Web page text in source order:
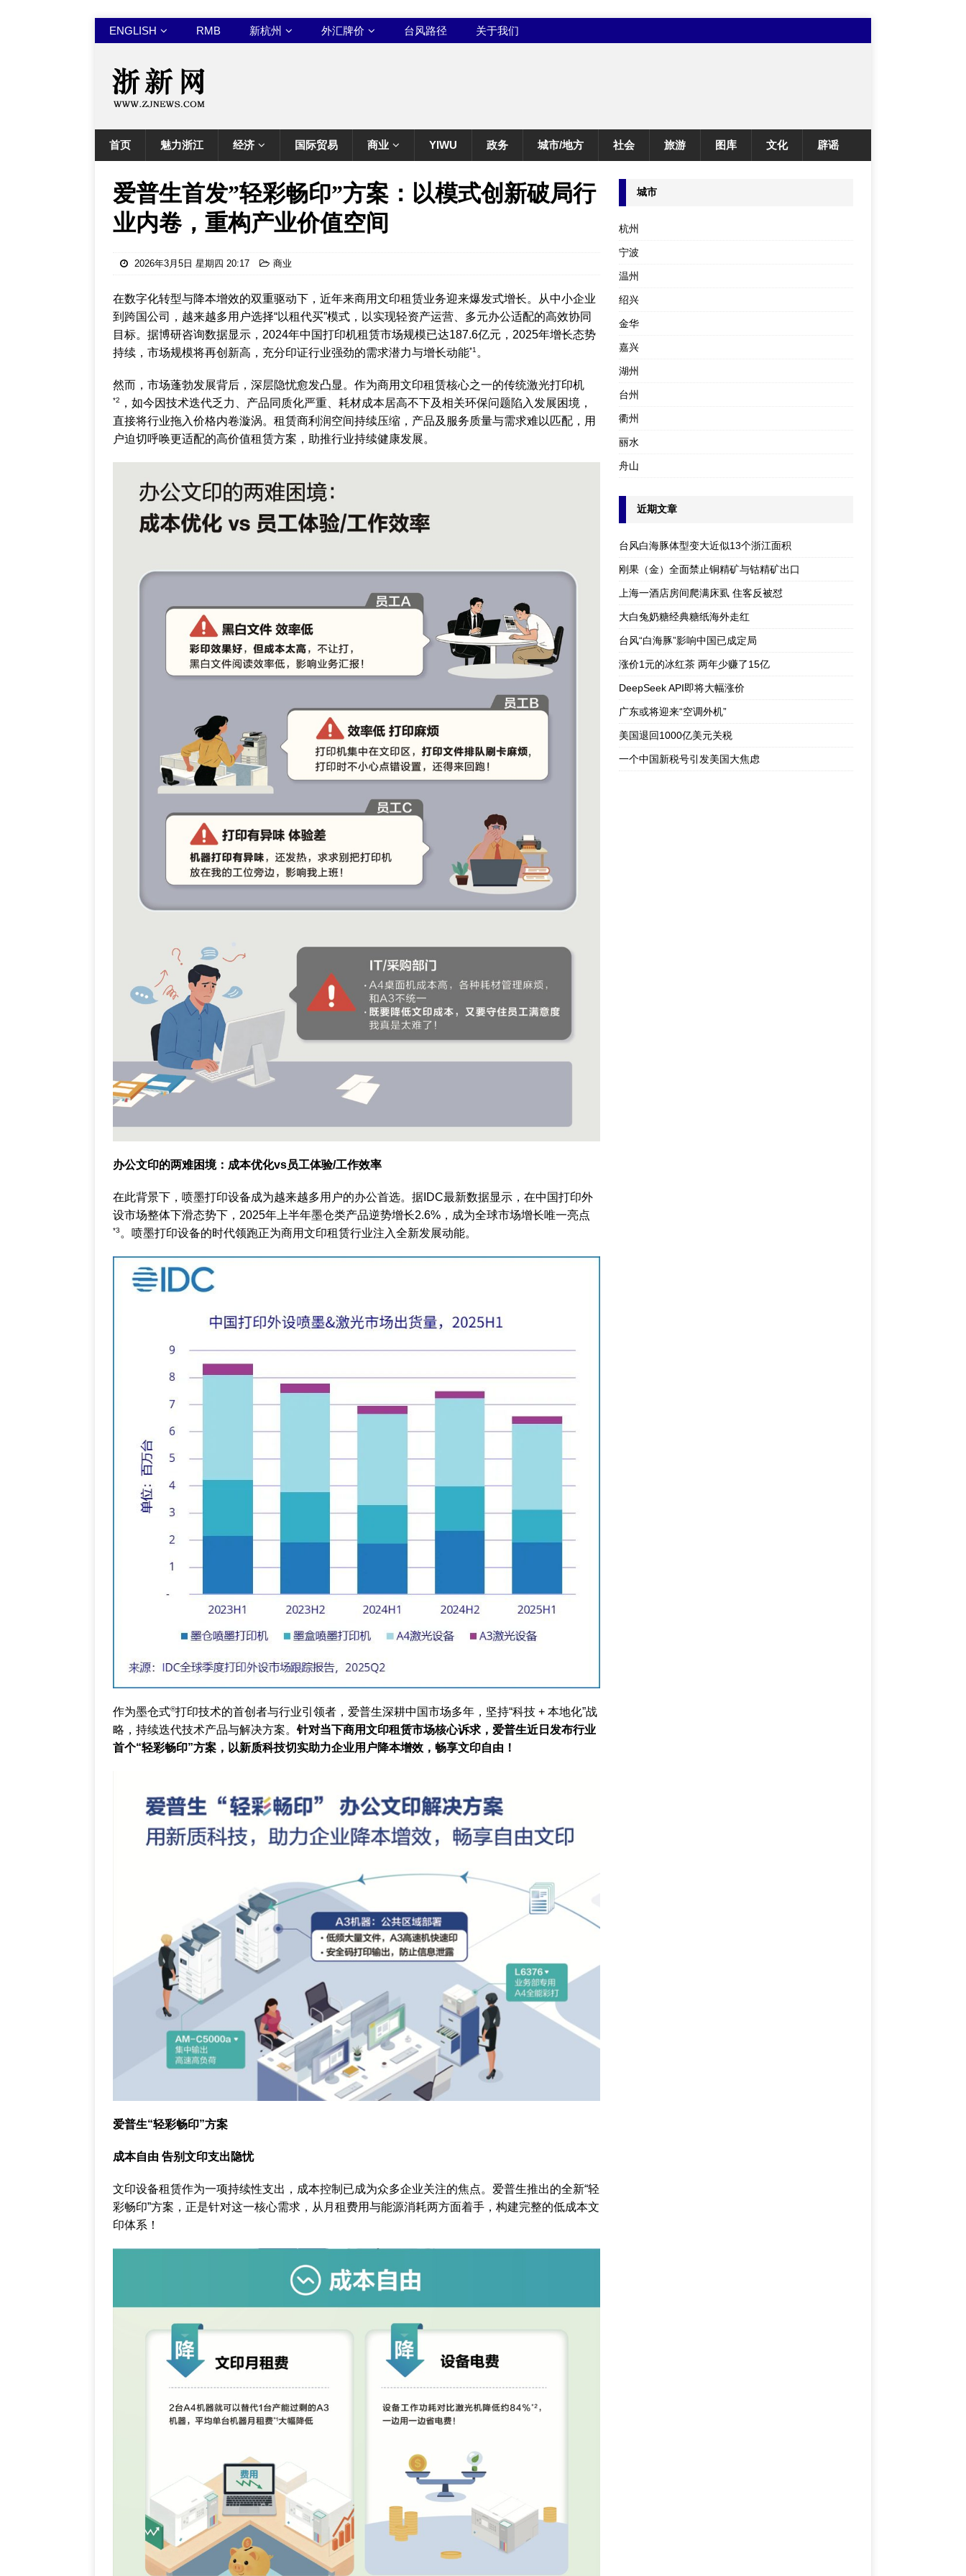
ENGLISH RMB 新杭州 外汇牌价 台风路径 关于我们
首页 魅力浙江 经济 国际贸易 商业 YIWU 政务 城市/地方 社会 旅游 图库 文化 辟谣
爱普生首发”轻彩畅印”方案：以模式创新破局行
业内卷，重构产业价值空间
2026年3月5日 星期四 20:17 商业
在数字化转型与降本增效的双重驱动下，近年来商用文印租赁业务迎来爆发式增长。从中小企业
到跨国公司，越来越多用户选择“以租代买”模式，以实现轻资产运营、多元办公适配的高效协同
目标。据博研咨询数据显示，2024年中国打印机租赁市场规模已达187.6亿元，2025年增长态势
持续，市场规模将再创新高，充分印证行业强劲的需求潜力与增长动能*1 。
然而，市场蓬勃发展背后，深层隐忧愈发凸显。作为商用文印租赁核心之一的传统激光打印机
*2
，如今因技术迭代乏力、产品同质化严重、耗材成本居高不下及相关环保问题陷入发展困境，
直接将行业拖入价格内卷漩涡。租赁商利润空间持续压缩，产品及服务质量与需求难以匹配，用
户迫切呼唤更适配的高价值租赁方案，助推行业持续健康发展。
办公文印的两难困境：成本优化vs员工体验/工作效率
在此背景下，喷墨打印设备成为越来越多用户的办公首选。据IDC最新数据显示，在中国打印外
设市场整体下滑态势下，2025年上半年墨仓类产品逆势增长2.6%，成为全球市场增长唯一亮点
*3 。喷墨打印设备的时代领跑正为商用文印租赁行业注入全新发展动能。
作为墨仓式®打印技术的首创者与行业引领者，爱普生深耕中国市场多年，坚持“科技 + 本地化”战
略，持续迭代技术产品与解决方案。针对当下商用文印租赁市场核心诉求，爱普生近日发布行业
首个“轻彩畅印”方案，以新质科技切实助力企业用户降本增效，畅享文印自由！
爱普生“轻彩畅印”方案
成本自由 告别文印支出隐忧
文印设备租赁作为一项持续性支出，成本控制已成为众多企业关注的焦点。爱普生推出的全新“轻
彩畅印”方案，正是针对这一核心需求，从月租费用与能源消耗两方面着手，构建完整的低成本文
印体系！
城市
杭州
宁波
温州
绍兴
金华
嘉兴
湖州
台州
衢州
丽水
舟山
近期文章
台风白海豚体型变大近似13个浙江面积
刚果（金）全面禁止铜精矿与钴精矿出口
上海一酒店房间爬满床虱 住客反被怼
大白兔奶糖经典糖纸海外走红
台风“白海豚”影响中国已成定局
涨价1元的冰红茶 两年少赚了15亿
DeepSeek API即将大幅涨价
广东或将迎来“空调外机”
美国退回1000亿美元关税
一个中国新税号引发美国大焦虑